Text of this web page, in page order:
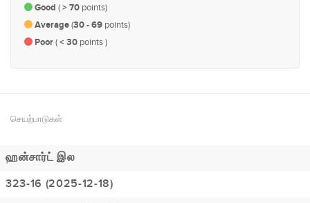
Good (> 70 points)
Average(30 - 69 points)
Poor(< 30 points )
செயற்பாடுகள்
ஹன்சார்ட் இல
323-16 (2025-12-18)